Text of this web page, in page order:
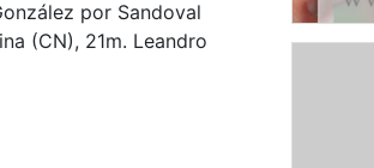
por Sandoval
(CN), 21m. Leandro